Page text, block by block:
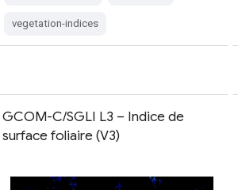
vegetation-indices
GCOM-C/SGLI L3 – Indice de
surface foliaire (V3)